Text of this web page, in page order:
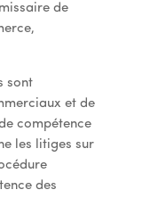
de
sont
et de
compétence
les litiges sur
des